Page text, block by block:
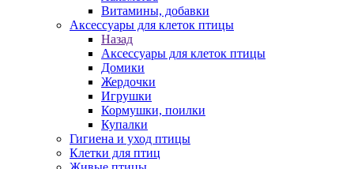
Витамины, добавки
Аксессуары для клеток птицы
Назад
Аксессуары для клеток птицы
Домики
Жердочки
Игрушки
Кормушки, поилки
Купалки
Гигиена и уход птицы
Клетки для птиц